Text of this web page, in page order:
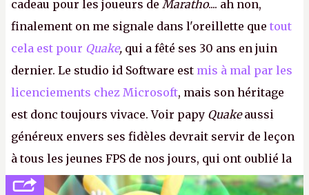
cadeau pour les joueurs de Maratho.... ah non,
finalement on me signale dans l'oreillette que tout
cela est pour Quake, qui a fêté ses 30 ans en juin
dernier. Le studio id Software est mis à mal par les
licenciements chez Microsoft, mais son héritage
est donc toujours vivace. Voir papy Quakeaussi
généreux envers ses fidèles devrait servir de leçon
à tous les jeunes FPS de nos jours, qui ont oublié la
politesse et le respect envers leurs joueurs et les